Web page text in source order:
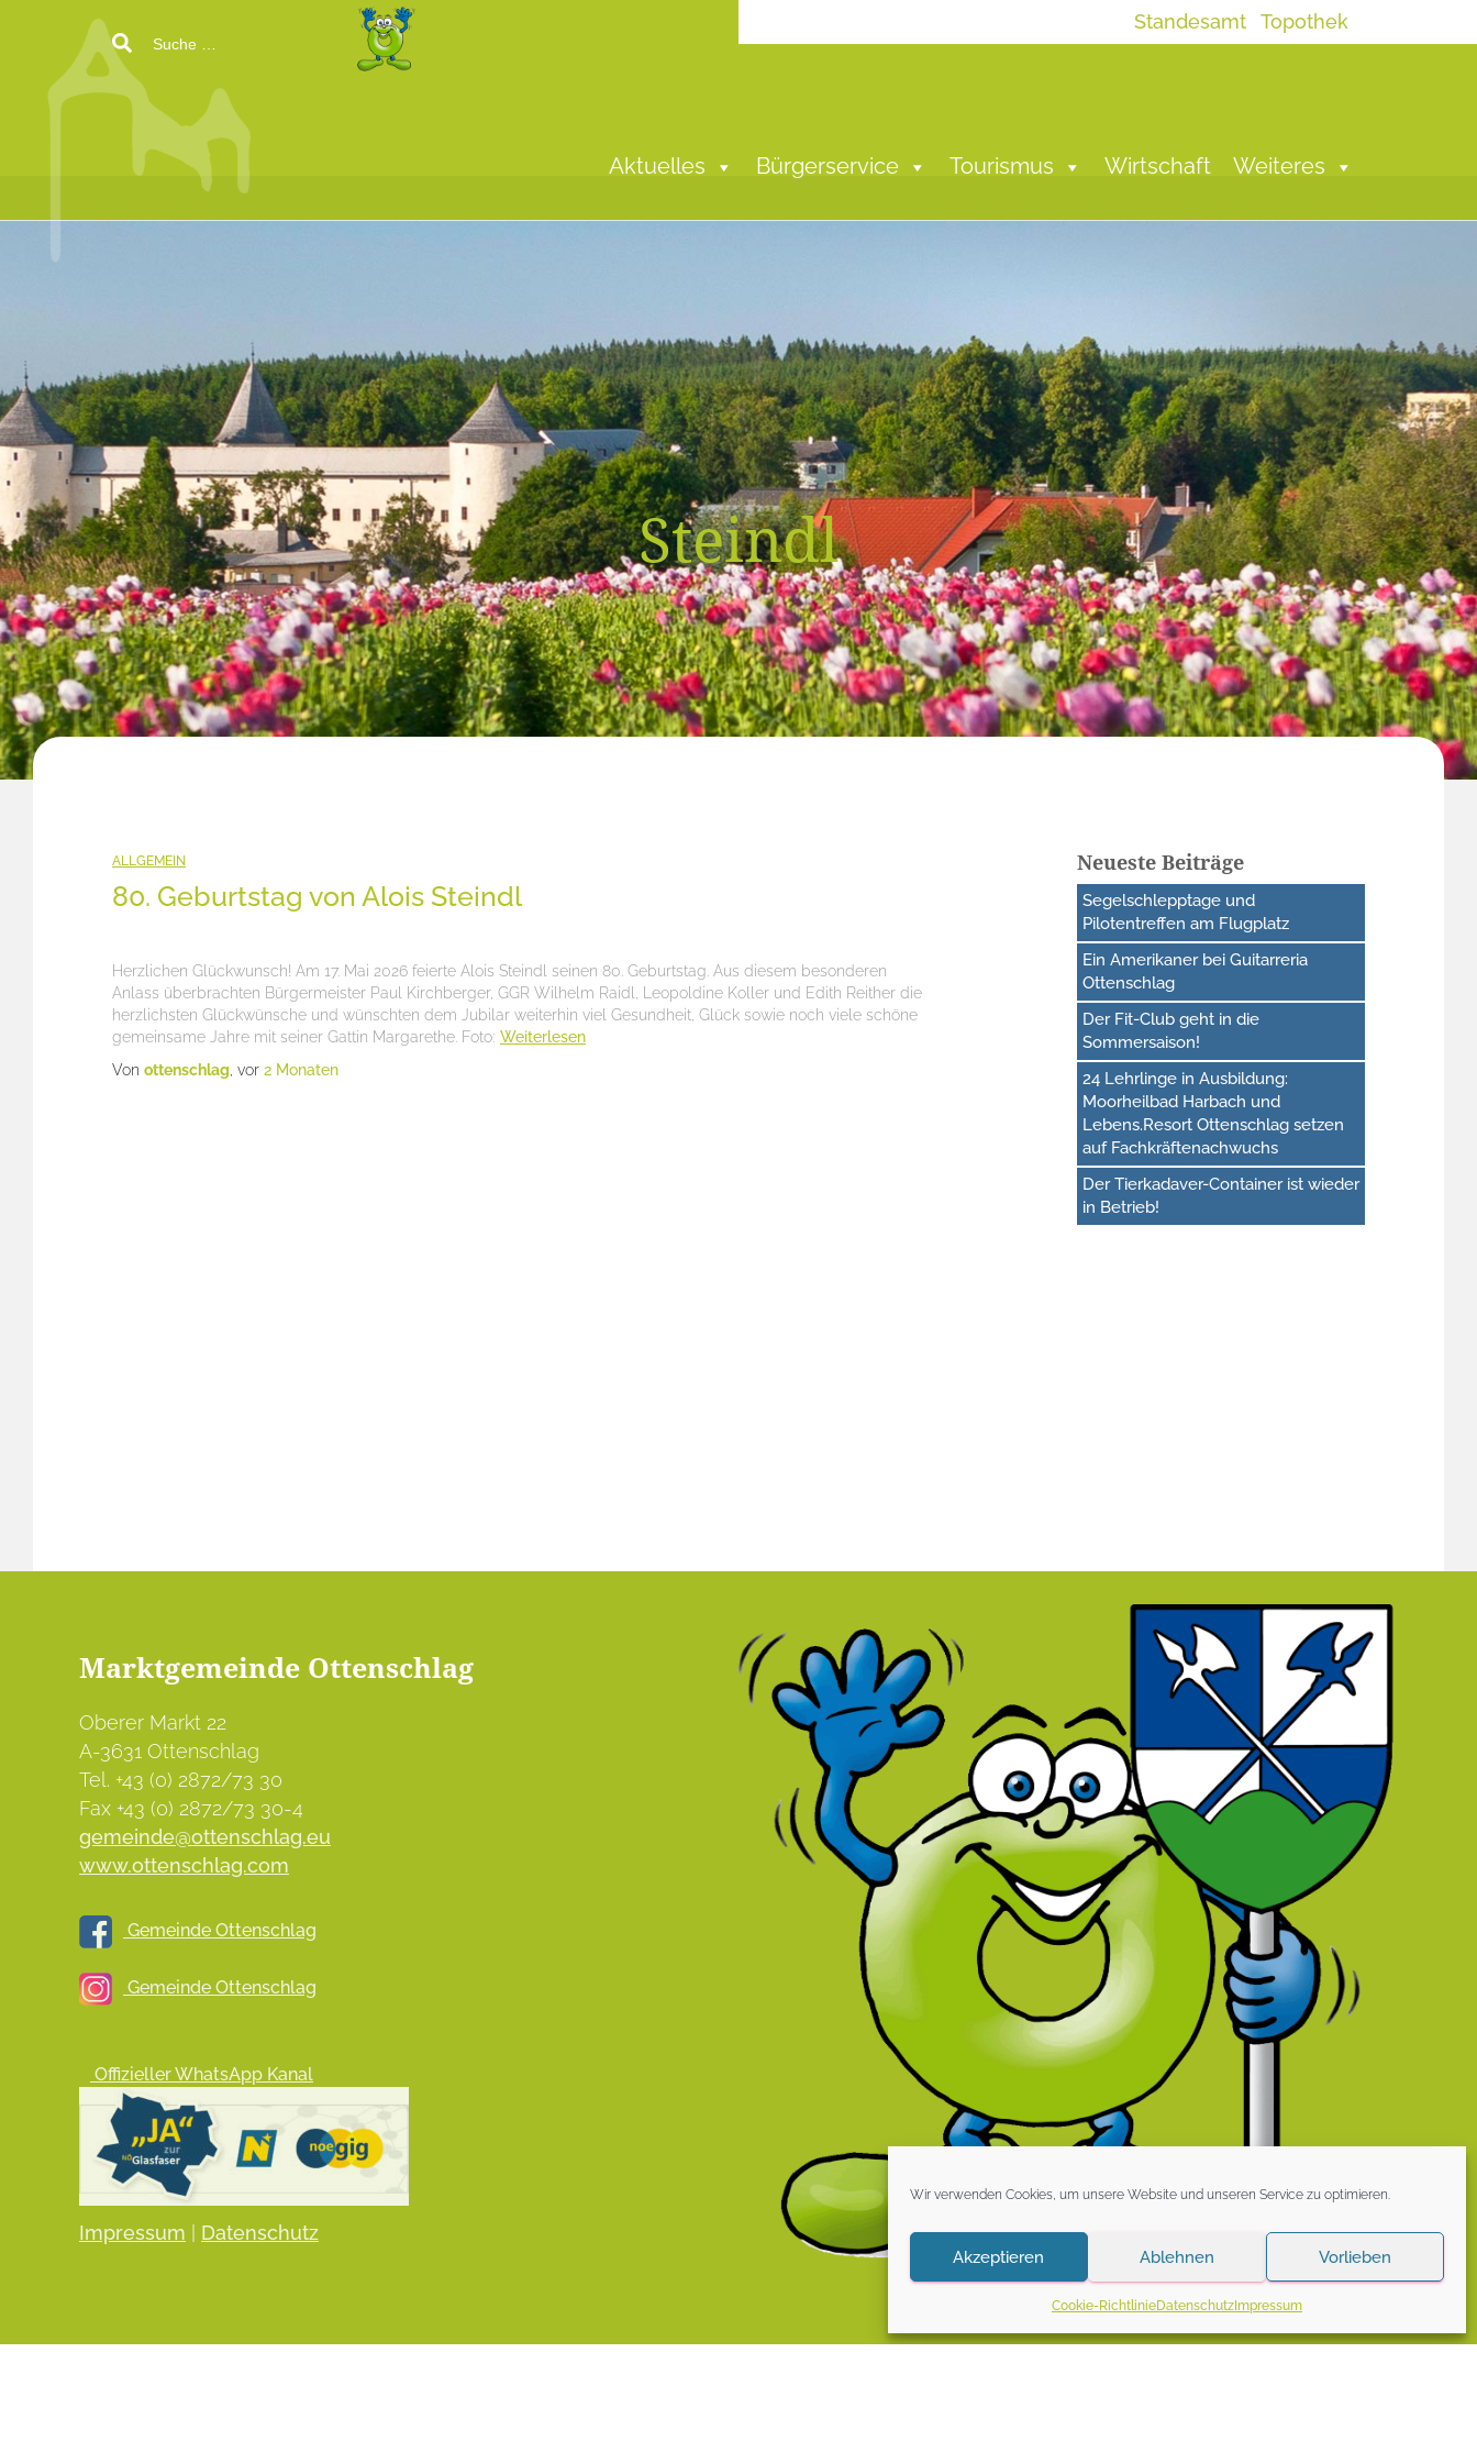
Wir verwenden Cookies, um unsere Website und unseren Service zu optimieren.
Akzeptieren Ablehnen Vorlieben
Cookie-RichtlinieDatenschutzImpressum
for:
Standesamt Topothek
Aktuelles Bürgerservice Tourismus Wirtschaft Weiteres
Steindl
ALLGEMEIN
80. Geburtstag von Alois Steindl
Herzlichen Glückwunsch! Am 17. Mai 2026 feierte Alois Steindl seinen 80. Geburtstag. Aus diesem besonderen
Anlass überbrachten Bürgermeister Paul Kirchberger, GGR Wilhelm Raidl, Leopoldine Koller und Edith Reither die
herzlichsten Glückwünsche und wünschten dem Jubilar weiterhin viel Gesundheit, Glück sowie noch viele schöne
gemeinsame Jahre mit seiner Gattin Margarethe. Foto: Weiterlesen
Von ottenschlag , vor 2 Monaten
Neueste Beiträge
Segelschlepptage und
Pilotentreffen am Flugplatz
Ein Amerikaner bei Guitarreria
Ottenschlag
Der Fit-Club geht in die
Sommersaison!
24 Lehrlinge in Ausbildung:
Moorheilbad Harbach und
Lebens.Resort Ottenschlag setzen
auf Fachkräftenachwuchs
Der Tierkadaver-Container ist wieder
in Betrieb!
Marktgemeinde Ottenschlag
Oberer Markt 22
A-3631 Ottenschlag
Tel. +43 (0) 2872/73 30
Fax +43 (0) 2872/73 30-4
gemeinde@ottenschlag.eu
www.ottenschlag.com
Gemeinde Ottenschlag
Gemeinde Ottenschlag
Offizieller WhatsApp Kanal
Impressum Datenschutz